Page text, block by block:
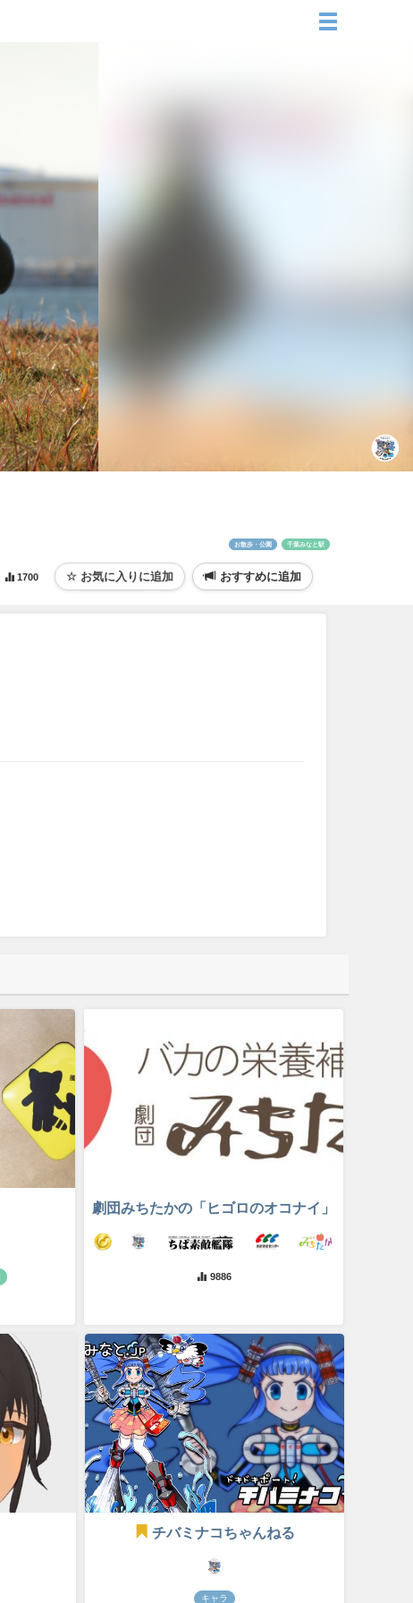
お散歩・公園 千葉みなと駅
1700 おすすめに追加
劇団みちたかの「ヒゴロのオコナイ」
9886
チバミナコちゃんねる
キャラ